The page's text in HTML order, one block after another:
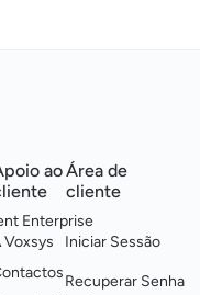
Enterprise
ao
Voxsys
Área de
cliente
Iniciar Sessão
Recuperar Senha